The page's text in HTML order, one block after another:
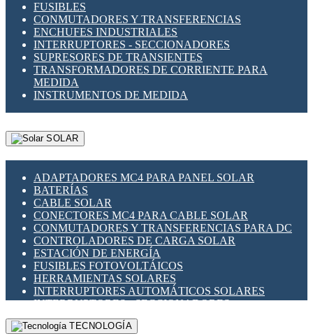
FUSIBLES
CONMUTADORES Y TRANSFERENCIAS
ENCHUFES INDUSTRIALES
INTERRUPTORES - SECCIONADORES
SUPRESORES DE TRANSIENTES
TRANSFORMADORES DE CORRIENTE PARA
MEDIDA
INSTRUMENTOS DE MEDIDA
SOLAR
ADAPTADORES MC4 PARA PANEL SOLAR
BATERÍAS
CABLE SOLAR
CONECTORES MC4 PARA CABLE SOLAR
CONMUTADORES Y TRANSFERENCIAS PARA DC
CONTROLADORES DE CARGA SOLAR
ESTACIÓN DE ENERGÍA
FUSIBLES FOTOVOLTÁICOS
HERRAMIENTAS SOLARES
INTERRUPTORES AUTOMÁTICOS SOLARES
INTERRUPTORES - SECCIONADORES
FOTOVOLTÁICOS
MONTAJE PANEL SOLAR
TECNOLOGÍA